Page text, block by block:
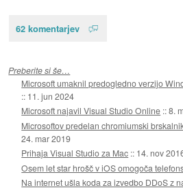
62 komentarjev
Preberite si še…
Microsoft umaknil predogledno verzijo
:: 11. jun 2024
Microsoft najavil Visual Studio Online ::8.
Microsoftov predelan chromiumski
24. mar 2019
Prihaja Visual Studio za Mac :: 14. nov
Osem let star hrošč v iOS omogoča
Na internet ušla koda za izvedbo DDoS z